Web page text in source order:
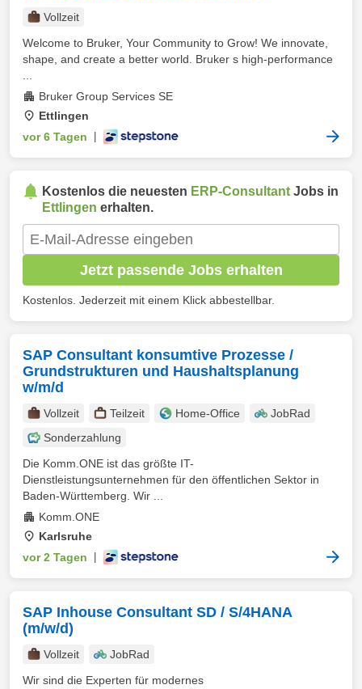
Vollzeit
Welcome to Bruker, Your Community to Grow! We innovate,
shape, and create a better world. Bruker s high-performance
Bruker Group Services SE
Ettlingen
vor 6 Tagen
Kostenlos die neuesten ERP-Consultant Jobs in
Ettlingen erhalten.
Jetzt passende Jobs erhalten
Kostenlos. Jederzeit mit einem Klick abbestellbar.
SAP Consultant konsumtive Prozesse /
Grundstrukturen und Haushaltsplanung
w/m/d
Vollzeit Teilzeit Home-Office
JobRad
Sonderzahlung
Die Komm.ONE ist das größte IT-
Dienstleistungsunternehmen für den öffentlichen Sektor in
Baden-Württemberg. Wir ...
Komm.ONE
Karlsruhe
vor 2 Tagen
SAP Inhouse Consultant SD / S/4HANA
(m/w/d)
Vollzeit
JobRad
Wir sind die Experten für modernes